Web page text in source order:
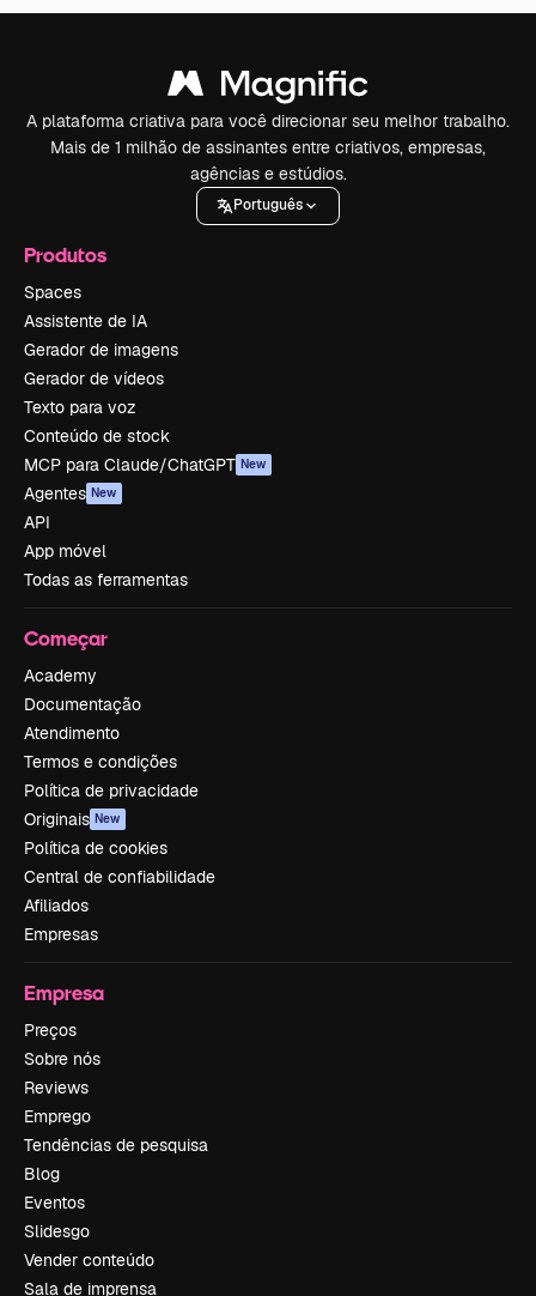
A plataforma criativa para você direcionar seu melhor trabalho.
Mais de 1 milhão de assinantes entre criativos, empresas,
agências e estúdios.
Português
Produtos
Spaces
Assistente de IA
Gerador de imagens
Gerador de vídeos
Texto para voz
Conteúdo de stock
MCP para Claude/ChatGPT New
Agentes New
API
App móvel
Todas as ferramentas
Começar
Academy
Documentação
Atendimento
Termos e condições
Política de privacidade
Originais New
Política de cookies
Central de confiabilidade
Afiliados
Empresas
Empresa
Preços
Sobre nós
Reviews
Emprego
Tendências de pesquisa
Blog
Eventos
Slidesgo
Vender conteúdo
Sala de imprensa